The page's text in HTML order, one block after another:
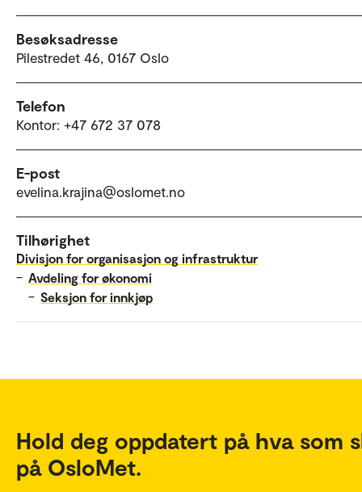
Besøksadresse
Pilestredet 46, 0167 Oslo
Telefon
Kontor: +47 672 37 078
E-post
evelina.krajina@oslomet.no
Tilhørighet
Divisjon for organisasjon og infrastruktur
– Avdeling for økonomi
– Seksjon for innkjøp
Hold deg oppdatert på hva som
på OsloMet.